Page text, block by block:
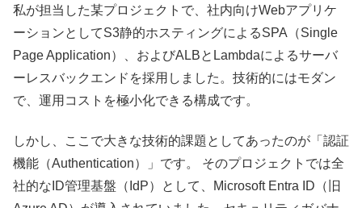
私が担当した某プロジェクトで、社内向けWebアプリケ
ーションとしてS3静的ホスティングによるSPA（Single
Page Application）、およびALBとLambdaによるサーバ
ーレスバックエンドを採用しました。技術的にはモダン
で、運用コストを極小化できる構成です。
しかし、ここで大きな技術的課題としてあったのが「認証
機能（Authentication）」です。 そのプロジェクトでは全
社的なID管理基盤（IdP）として、Microsoft Entra ID（旧